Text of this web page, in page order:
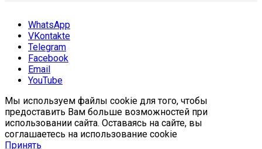
WhatsApp
VKontakte
Telegram
Facebook
Email
YouTube
Мы используем файлы cookie для того, чтобы
предоставить Вам больше возможностей при
использовании сайта. Оставаясь на сайте, вы
соглашаетесь на использование cookie
Принять